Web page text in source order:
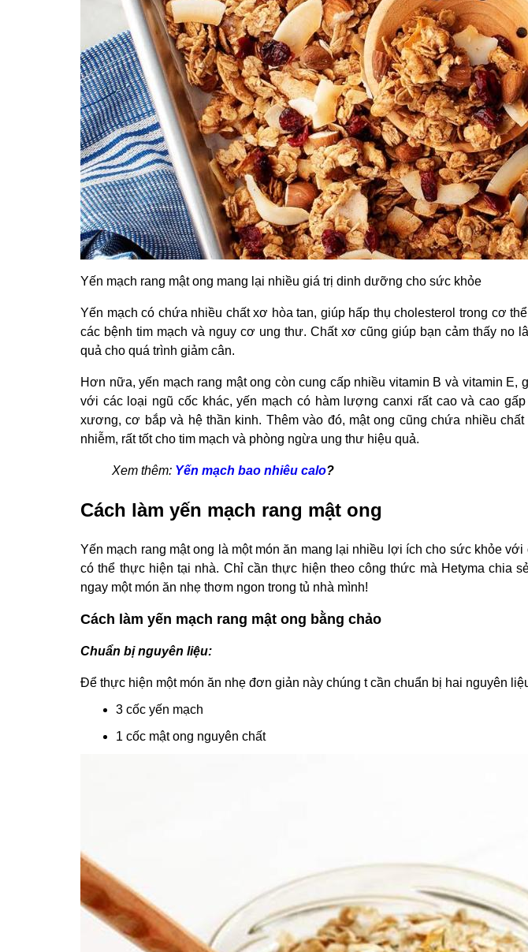
Yến mạch rang mật ong mang lại nhiều giá trị dinh dưỡng cho sức khỏe
Yến mạch có chứa nhiều chất xơ hòa tan, giúp hấp thụ cholesterol trong cơ
các bệnh tim mạch và nguy cơ ung thư. Chất xơ cũng giúp bạn cảm thấy no
quả cho quá trình giảm cân.
Hơn nữa, yến mạch rang mật ong còn cung cấp nhiều vitamin B và vitamin E,
với các loại ngũ cốc khác, yến mạch có hàm lượng canxi rất cao và cao
xương, cơ bắp và hệ thần kinh. Thêm vào đó, mật ong cũng chứa nhiều
nhiễm, rất tốt cho tim mạch và phòng ngừa ung thư hiệu quả.
Xem thêm: Yến mạch bao nhiêu calo?
Cách làm yến mạch rang mật ong
Yến mạch rang mật ong là một món ăn mang lại nhiều lợi ích cho sức khỏe
có thể thực hiện tại nhà. Chỉ cần thực hiện theo công thức mà Hetyma chia
ngay một món ăn nhẹ thơm ngon trong tủ nhà mình!
Cách làm yến mạch rang mật ong bằng chảo
Chuẩn bị nguyên liệu:
Để thực hiện một món ăn nhẹ đơn giản này chúng t cần chuẩn bị hai nguyên
3 cốc yến mạch
1 cốc mật ong nguyên chất